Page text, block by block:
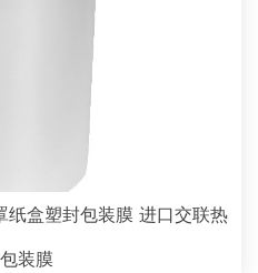
纸盒塑封包装膜 进口交联热
装膜